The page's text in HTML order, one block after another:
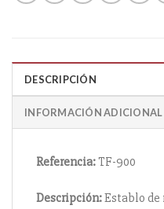
DESCRIPCIÓN
INFORMACIÓN ADICIONAL
Referencia:TF-900
Descripción:Establo de